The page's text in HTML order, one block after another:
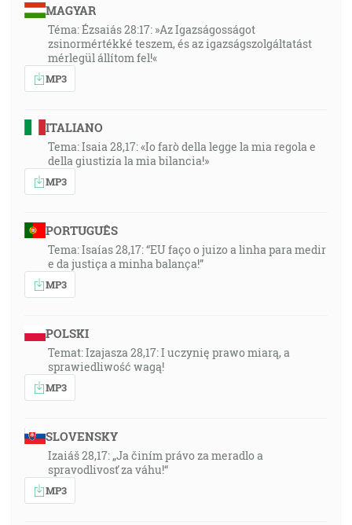
MAGYAR
Téma: Ézsaiás 28:17: »Az Igazságosságot
zsinormértékké teszem, és az igazságszolgáltatást
mérlegül állítom fel!«
MP3
ITALIANO
Tema: Isaia 28,17: «Io farò della legge la mia regola e
della giustizia la mia bilancia!»
MP3
PORTUGUÊS
Tema: Isaías 28,17: “EU faço o juizo a linha para medir
e da justiça a minha balança!”
MP3
POLSKI
Temat: Izajasza 28,17: I uczynię prawo miarą, a
sprawiedliwość wagą!
MP3
SLOVENSKY
Izaiáš 28,17: „Ja činím právo za meradlo a
spravodlivosť za váhu!“
MP3